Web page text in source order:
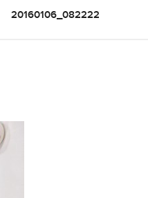
20160106_082222